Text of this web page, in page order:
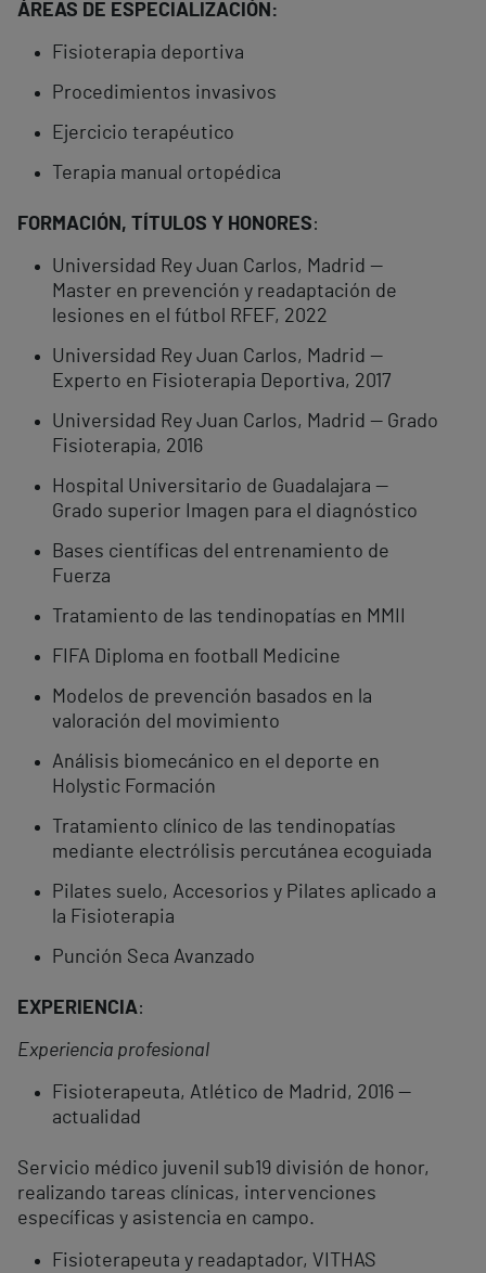
ÁREAS DE ESPECIALIZACIÓN:
Fisioterapia deportiva
Procedimientos invasivos
Ejercicio terapéutico
Terapia manual ortopédica
FORMACIÓN, TÍTULOS Y HONORES:
Universidad Rey Juan Carlos, Madrid —
Master en prevención y readaptación de
lesiones en el fútbol RFEF, 2022
Universidad Rey Juan Carlos, Madrid —
Experto en Fisioterapia Deportiva, 2017
Universidad Rey Juan Carlos, Madrid — Grado
Fisioterapia, 2016
Hospital Universitario de Guadalajara —
Grado superior Imagen para el diagnóstico
Bases científicas del entrenamiento de
Fuerza
Tratamiento de las tendinopatías en MMII
FIFA Diploma en football Medicine
Modelos de prevención basados en la
valoración del movimiento
Análisis biomecánico en el deporte en
Holystic Formación
Tratamiento clínico de las tendinopatías
mediante electrólisis percutánea ecoguiada
Pilates suelo, Accesorios y Pilates aplicado a
la Fisioterapia
Punción Seca Avanzado
EXPERIENCIA:
Experiencia profesional
Fisioterapeuta, Atlético de Madrid, 2016 —
actualidad
Servicio médico juvenil sub19 división de honor,
realizando tareas clínicas, intervenciones
específicas y asistencia en campo.
Fisioterapeuta y readaptador, VITHAS